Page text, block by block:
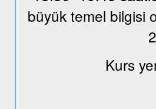
büyük temel bilgisi
Kurs